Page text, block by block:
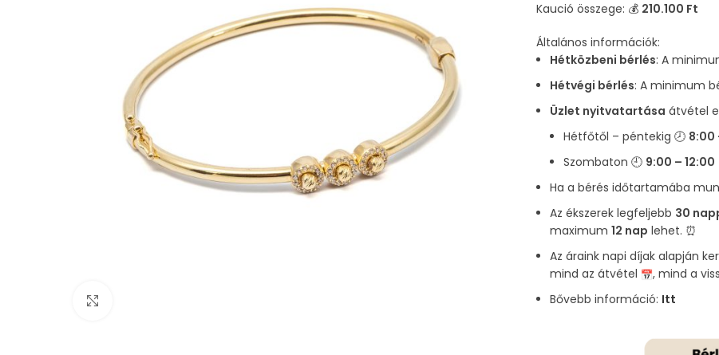
Kaució összege: 💰 210.100 Ft
Általános információk:
Hétközbeni bérlés: A
Hétvégi bérlés: A minimum
Üzlet nyitvatartása átvétel
Hétfőtől – péntekig 🕗 8:00
Szombaton 🕘 9:00 – 12:00
Ha a bérés időtartamába
Az ékszerek legfeljebb 30
maximum 12 nap lehet. ⏰
Az áraink napi díjak alapján
mind az átvétel
, mind a
Bővebb információ: Itt